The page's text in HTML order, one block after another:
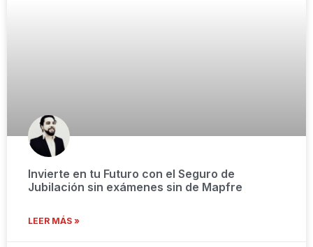
Invierte en tu Futuro con el Seguro de
Jubilación sin exámenes sin de Mapfre
LEER MÁS »